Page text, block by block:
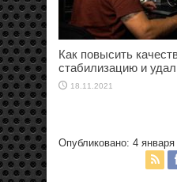
Как повысить
стабилизацию и
18.11.2021
Опубликовано: 4 января